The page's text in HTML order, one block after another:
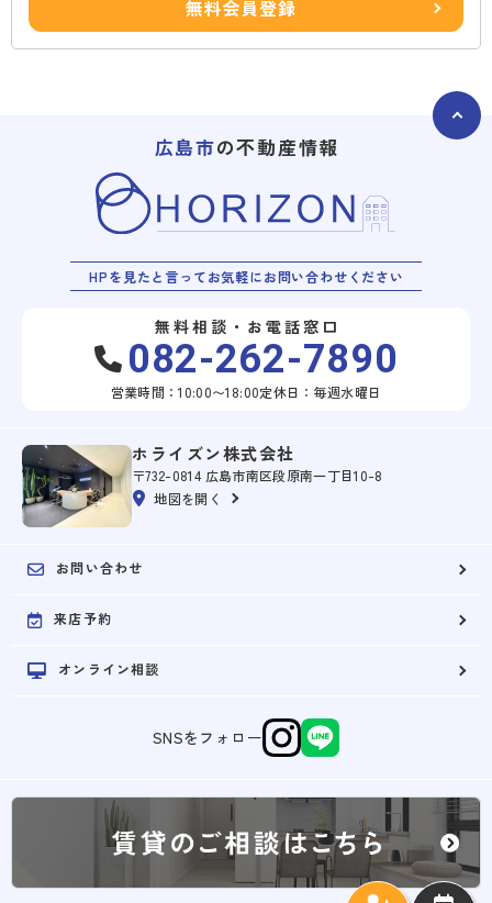
無料会員登録
広島市の不動産情報
HPを見たと言ってお気軽にお問い合わせください
無料相談・お電話窓口
082-262-7890
営業時間：10:00〜18:00定休日：毎週水曜日
ホライズン株式会社
〒732-0814 広島市南区段原南一丁目10-8
地図を開く
お問い合わせ
来店予約
オンライン相談
SNSをフォロー